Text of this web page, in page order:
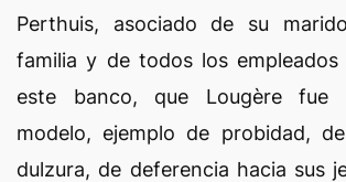
Perthuis, asociado de su
familia y de todos los empleados
este banco, que Lougère fue
modelo, ejemplo de probidad,
dulzura, de deferencia hacia sus